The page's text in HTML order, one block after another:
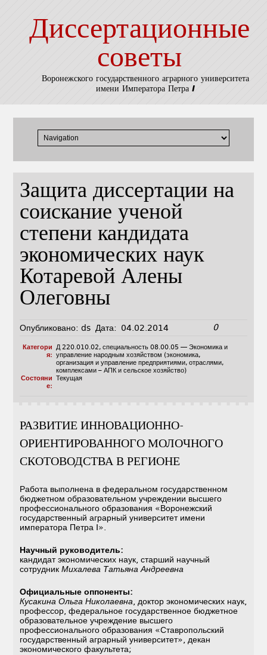
Диссертационные
советы
Воронежского государственного аграрного университета
имени Императора Петра I
Защита диссертации на
соискание ученой
степени кандидата
экономических наук
Котаревой Алены
Олеговны
Опубликовано: ds Дата: 04.02.2014 0
Категори
я:
Д 220.010.02, специальность 08.00.05 — Экономика и
управление народным хозяйством (экономика,
организация и управление предприятиями, отраслями,
комплексами – АПК и сельское хозяйство)
Состояни
е:
Текущая
РАЗВИТИЕ ИННОВАЦИОННО-
ОРИЕНТИРОВАННОГО МОЛОЧНОГО
СКОТОВОДСТВА В РЕГИОНЕ
Работа выполнена в федеральном государственном
бюджетном образовательном учреждении высшего
профессионального образования «Воронежский
государственный аграрный университет имени
императора Петра I».
Научный руководитель:
кандидат экономических наук, старший научный
сотрудникМихалева Татьяна Андреевна
Официальные оппоненты:
Кусакина Ольга Николаевна , доктор экономических наук,
профессор, федеральное государственное бюджетное
образовательное учреждение высшего
профессионального образования «Ставропольский
государственный аграрный университет», декан
экономического факультета;